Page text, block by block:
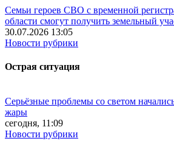
Семьи героев СВО с временной
области смогут получить земельный
30.07.2026 13:05
Новости рубрики
Острая ситуация
Серьёзные проблемы со светом
жары
сегодня, 11:09
Новости рубрики